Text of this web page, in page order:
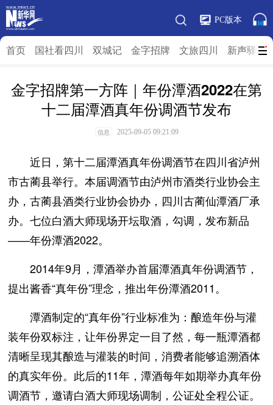
PC版本
首页 国社看四川 双城记 金字招牌 文旅四川 新声驿站
金字招牌第一方阵｜年份潭酒2022在第
十二届潭酒真年份调酒节发布
信息 2025-09-05 09:21:09
近日，第十二届潭酒真年份调酒节在四川省泸州
市古蔺县举行。本届调酒节由泸州市酒类行业协会主
办，古蔺县酒类行业协会协办，四川古蔺仙潭酒厂承
办。七位白酒大师现场开坛取酒，勾调，发布新品
——年份潭酒2022。
2014年9月，潭酒举办首届潭酒真年份调酒节，
提出酱香“真年份”理念，推出年份潭酒2011。
潭酒制定的“真年份”行业标准为：酿造年份与灌
装年份双标注，让年份界定一目了然，每一瓶潭酒都
清晰呈现其酿造与灌装的时间，消费者能够追溯酒体
的真实年份。此后的11年，潭酒每年如期举办真年份
调酒节，邀请白酒大师现场调制，公证处全程公证。